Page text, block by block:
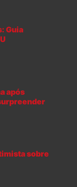
Guia
após
sobre